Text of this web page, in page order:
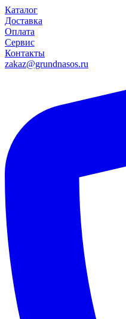
Каталог
Доставка
Оплата
Сервис
Контакты
zakaz@grundnasos.ru